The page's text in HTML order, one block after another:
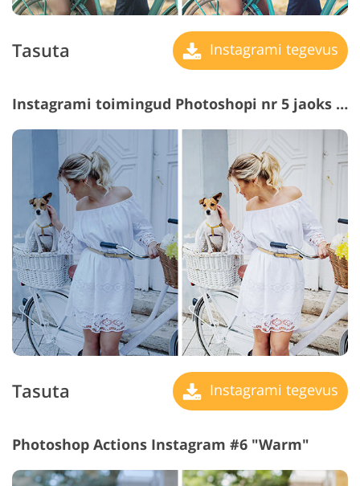
Tasuta Instagrami tegevus
Instagrami toimingud Photoshopi nr 5 jaoks "Vignette"
Tasuta Instagrami tegevus
Photoshop Actions Instagram #6 "Warm"